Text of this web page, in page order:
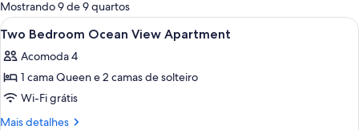
os
quartos
Mostrando 9 de 9 quartos
Carrega
todas
as
fotos
de
Two
Cortinas blackout, ferros/tábuas de
11
Two Bedroom Ocean View Apartment
Acomoda 4
1 cama Queen e 2 camas de solteiro
Wi-Fi grátis
Mais detalhes
Mais